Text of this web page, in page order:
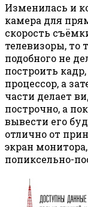
Изменилась и
камера для
скорость
телевизоры, то
подобного не
построить
процессор, а
части делает
построчно, а
вывести его
отлично от
экран
попиксельно-